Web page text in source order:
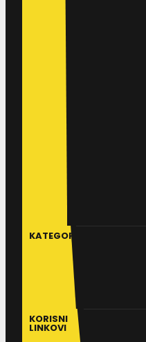
KATEGORIJE
KORISNI
LINKOVI